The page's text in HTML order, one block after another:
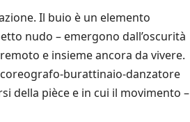
Il buio è un elemento
nudo – emergono dall’oscurità
e insieme ancora da vivere.
coreografo-burattinaio-danzatore
della pièce e in cui il movimento –